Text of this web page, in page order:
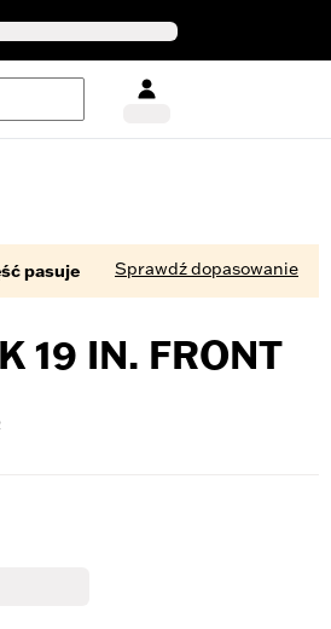
pasuje Sprawdź dopasowanie
19 IN. FRONT